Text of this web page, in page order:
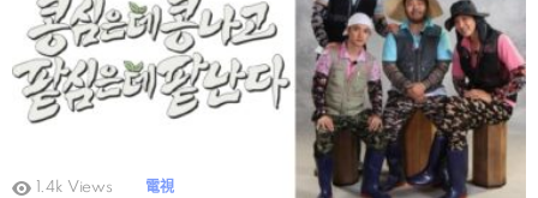
1.4k Views 電視